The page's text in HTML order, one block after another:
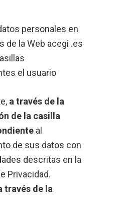
personales en
de la Web acegi .es
el usuario
a través de la
de la casilla
al
de sus datos con
descritas en la
Privacidad.
través de la